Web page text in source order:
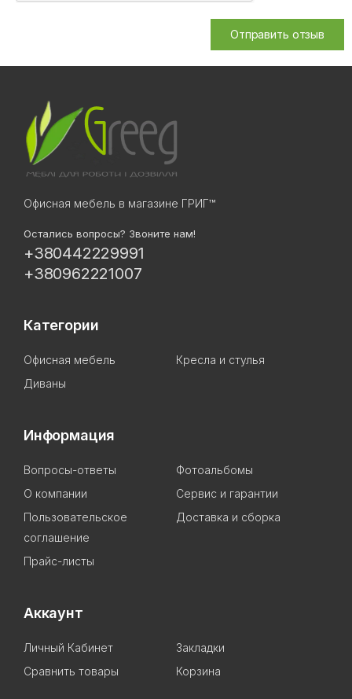
Отправить отзыв
Офисная мебель в магазине ГРИГ™
Остались вопросы? Звоните нам!
+380442229991
+380962221007
Категории
Офисная мебель
Кресла и стулья
Диваны
Информация
Вопросы-ответы
Фотоальбомы
О компании
Сервис и гарантии
Пользовательское
соглашение
Доставка и сборка
Прайс-листы
Аккаунт
Личный Кабинет
Закладки
Сравнить товары
Корзина